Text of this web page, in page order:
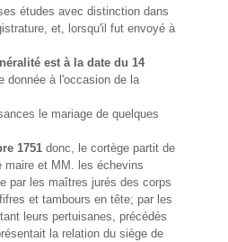
études avec distinction dans
et, lorsqu'il fut envoyé à
est à la date du 14
donnée à l'occasion de la
le mariage de quelques
1751 donc, le cortège partit de
maire et MM. les échevins
par les maîtres jurés des corps
et tambours en tête; par les
leurs pertuisanes, précédés
la relation du siège de